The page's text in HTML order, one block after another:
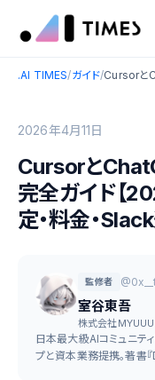
.AI TIMES/ガイド/
2026年4月11日
Cursorと
完全ガイド【
定・料金・
監修者
室谷東吾
株式会社MYUUU
日本最大級AIコミュニテ
プと資本業務提携。著書